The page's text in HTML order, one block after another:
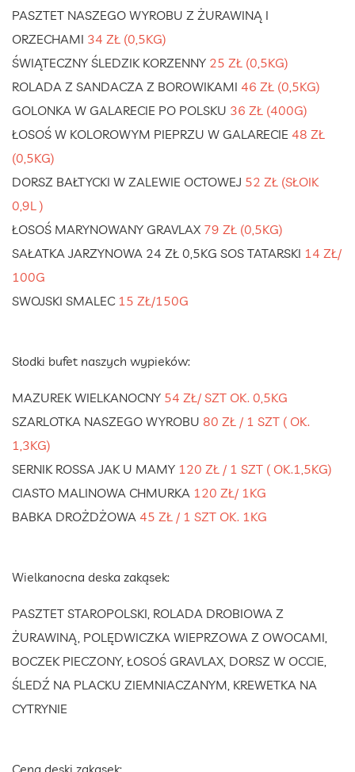
PASZTET NASZEGO WYROBU Z ŻURAWINĄ I
ORZECHAMI 34 ZŁ (0,5KG)
ŚWIĄTECZNY ŚLEDZIK KORZENNY 25 ZŁ (0,5KG)
ROLADA Z SANDACZA Z BOROWIKAMI 46 ZŁ (0,5KG)
GOLONKA W GALARECIE PO POLSKU 36 ZŁ (400G)
ŁOSOŚ W KOLOROWYM PIEPRZU W GALARECIE 48 ZŁ
(0,5KG)
DORSZ BAŁTYCKI W ZALEWIE OCTOWEJ 52 ZŁ (SŁOIK
0,9L )
ŁOSOŚ MARYNOWANY GRAVLAX 79 ZŁ (0,5KG)
SAŁATKA JARZYNOWA 24 ZŁ 0,5KG SOS TATARSKI 14 ZŁ/
100G
SWOJSKI SMALEC 15 ZŁ/150G
Słodki bufet naszych wypieków:
MAZUREK WIELKANOCNY 54 ZŁ/ SZT OK. 0,5KG
SZARLOTKA NASZEGO WYROBU 80 ZŁ / 1 SZT ( OK.
1,3KG)
SERNIK ROSSA JAK U MAMY 120 ZŁ / 1 SZT ( OK.1,5KG)
CIASTO MALINOWA CHMURKA 120 ZŁ/ 1KG
BABKA DROŻDŻOWA 45 ZŁ / 1 SZT OK. 1KG
Wielkanocna deska zakąsek:
PASZTET STAROPOLSKI, ROLADA DROBIOWA Z
ŻURAWINĄ, POLĘDWICZKA WIEPRZOWA Z OWOCAMI,
BOCZEK PIECZONY, ŁOSOŚ GRAVLAX, DORSZ W OCCIE,
ŚLEDŹ NA PLACKU ZIEMNIACZANYM, KREWETKA NA
CYTRYNIE